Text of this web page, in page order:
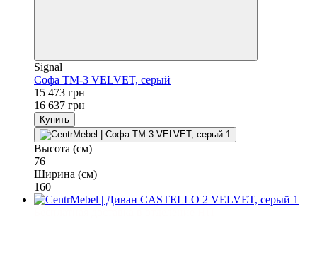
Signal
Софа TM-3 VELVET, серый
15 473 грн
16 637 грн
Купить
Высота (см)
76
Ширина (см)
160